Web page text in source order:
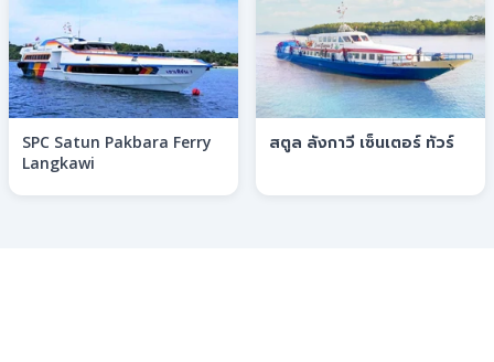
SPC Satun Pakbara Ferry
Langkawi
สตูล ลังกาวี เซ็นเตอร์ ทัวร์